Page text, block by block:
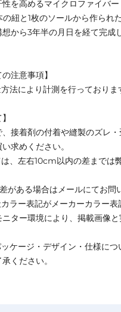
を高めるマイクロファイバー
紐と1枚のソールから作られ
から3年半の月日を経て完成
注意事項】
法により計測を行っており
接着剤の付着や縫製のズレ
求めください。
、左右10cm以内の差までは
がある場合はメールにてお問
ラー表記がメーカーカラー表
ター環境により、掲載画像
ケージ・デザイン・仕様に
ください。